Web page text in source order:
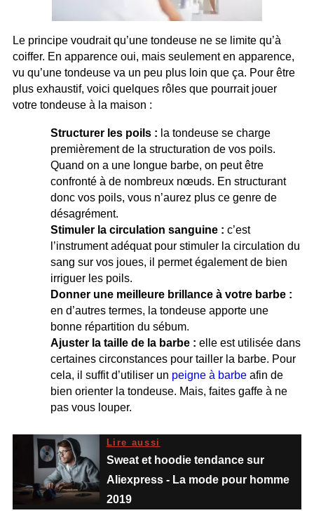
Le principe voudrait qu’une tondeuse ne se limite qu’à
coiffer. En apparence oui, mais seulement en apparence,
vu qu’une tondeuse va un peu plus loin que ça. Pour être
plus exhaustif, voici quelques rôles que pourrait jouer
votre tondeuse à la maison :
Structurer les poils : la tondeuse se charge
premièrement de la structuration de vos poils.
Quand on a une longue barbe, on peut être
confronté à de nombreux nœuds. En structurant
donc vos poils, vous n’aurez plus ce genre de
désagrément.
Stimuler la circulation sanguine : c’est
l’instrument adéquat pour stimuler la circulation du
sang sur vos joues, il permet également de bien
irriguer les poils.
Donner une meilleure brillance à votre barbe :
en d’autres termes, la tondeuse apporte une
bonne répartition du sébum.
Ajuster la taille de la barbe : elle est utilisée dans
certaines circonstances pour tailler la barbe. Pour
cela, il suffit d’utiliser un peigne à barbe afin de
bien orienter la tondeuse. Mais, faites gaffe à ne
pas vous louper.
Lire aussi
Sweat et hoodie tendance sur
Aliexpress - La mode pour homme
2019